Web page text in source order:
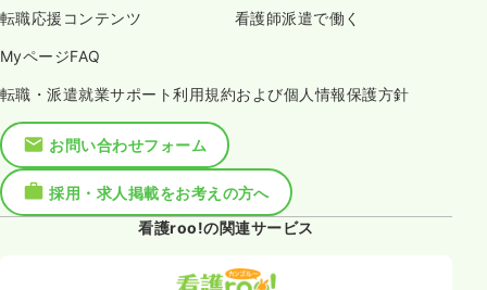
転職応援コンテンツ 看護師派遣で働く
MyページFAQ
転職・派遣就業サポート利用規約および個人情報保護方針
お問い合わせフォーム
採用・求人掲載をお考えの方へ
看護roo!の関連サービス